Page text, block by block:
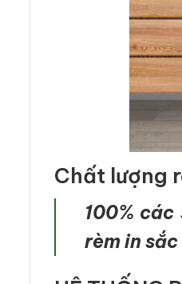
Chất lượng
100%
rèm in